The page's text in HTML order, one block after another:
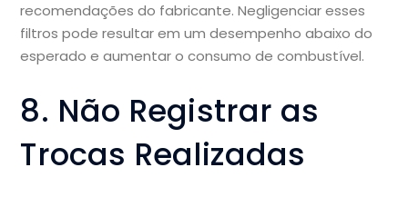
recomendações do fabricante. Negligenciar esses
filtros pode resultar em um desempenho abaixo do
esperado e aumentar o consumo de combustível.
8. Não Registrar as
Trocas Realizadas